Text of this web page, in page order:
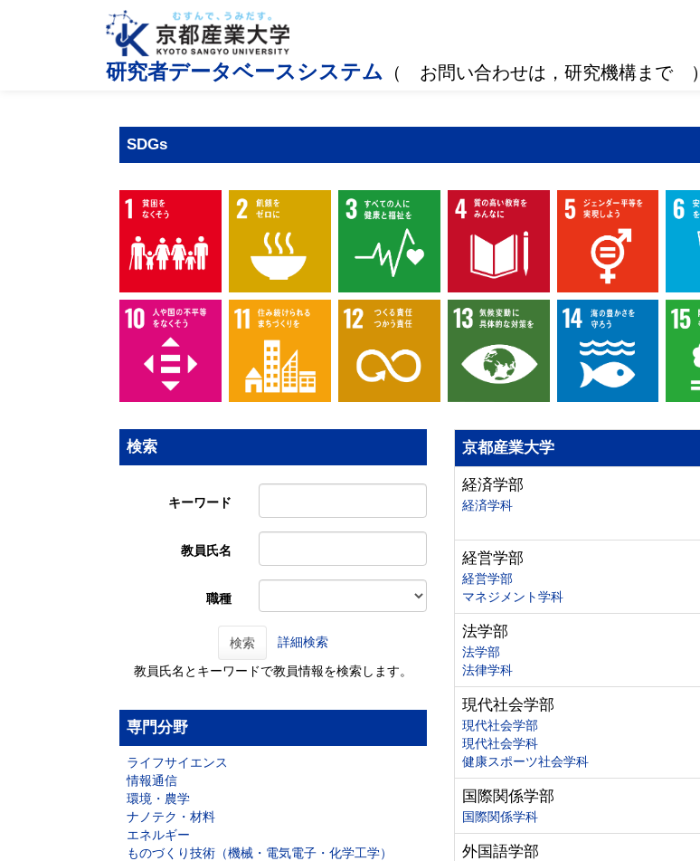
研究者データベースシステム （ お問い合わせは，研究機構まで ）
SDGs
検索
キーワード
教員氏名
職種
検索 詳細検索
教員氏名とキーワードで教員情報を検索します。
専門分野
ライフサイエンス
情報通信
環境・農学
ナノテク・材料
エネルギー
ものづくり技術（機械・電気電子・化学工学）
京都産業大学
経済学部
経済学科
経営学部
経営学部
マネジメント学科
法学部
法学部
法律学科
現代社会学部
現代社会学部
現代社会学科
健康スポーツ社会学科
国際関係学部
国際関係学科
外国語学部